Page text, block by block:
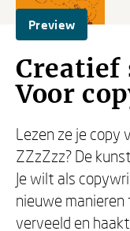
Preview
Voor
Lezen ze je copy
ZZzZzz? De
Je wilt als
nieuwe manieren
verveeld en